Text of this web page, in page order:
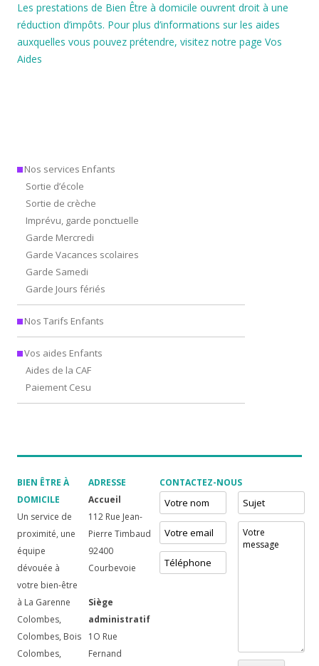
Les prestations de Bien Être à domicile ouvrent droit à une
réduction d’impôts. Pour plus d’informations sur les aides
auxquelles vous pouvez prétendre, visitez notre page Vos
Aides
Nos services Enfants
Sortie d’école
Sortie de crèche
Imprévu, garde ponctuelle
Garde Mercredi
Garde Vacances scolaires
Garde Samedi
Garde Jours fériés
Nos Tarifs Enfants
Vos aides Enfants
Aides de la CAF
Paiement Cesu
BIEN ÊTRE À
DOMICILE
Un service de
proximité, une
équipe
dévouée à
votre bien-être
à La Garenne
Colombes,
Colombes, Bois
Colombes,
ADRESSE
Accueil
112 Rue Jean-
Pierre Timbaud
92400
Courbevoie
Siège
administratif
1O Rue
Fernand
CONTACTEZ-NOUS